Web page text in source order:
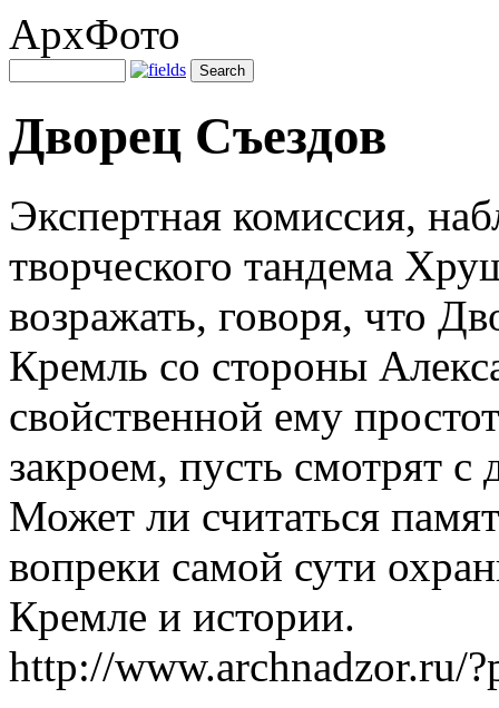
АрхФото
Дворец Съездов
Экспертная комиссия,
творческого тандема
возражать, говоря, что
Кремль со стороны
свойственной ему
закроем, пусть смотрят с
Может ли считаться
вопреки самой сути
Кремле и истории.
http://www.archnadzor.ru/